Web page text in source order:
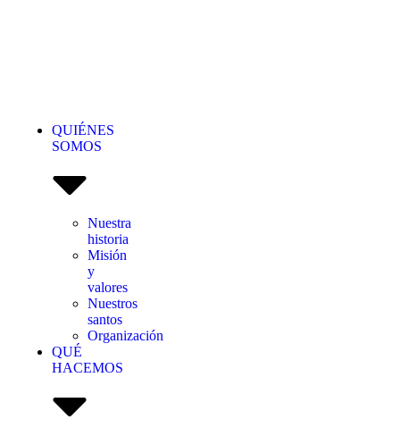
QUIÉNES
SOMOS
Nuestra
historia
Misión
y
valores
Nuestros
santos
Organización
QUÉ
HACEMOS